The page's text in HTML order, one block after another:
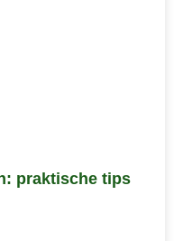
praktische tips